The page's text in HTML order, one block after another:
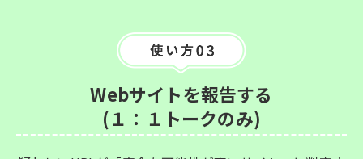
Webサイトを報告する
(１：１トークのみ)